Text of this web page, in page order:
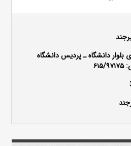
بلوار دانشگاه ـ پردیس دانشگاه